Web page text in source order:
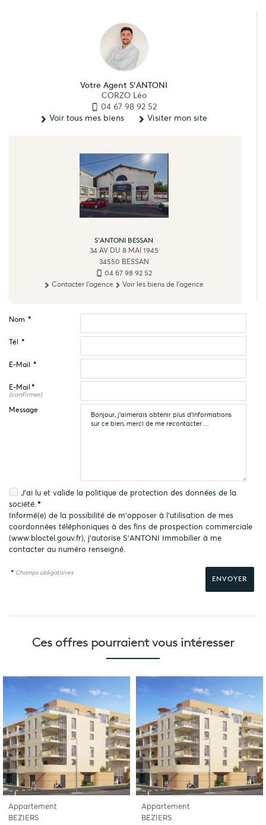
Votre Agent S'ANTONI
CORZO Léo
04 67 98 92 52
Voir tous mes biens
Visiter mon site
S'ANTONI BESSAN
34 AV DU 8 MAI 1945
34550 BESSAN
04 67 98 92 52
Contacter l'agence
Voir les biens de l'agence
Nom *
Tél *
E-Mail *
E-Mail *
(confirmer)
Message
J'ai lu et valide la politique de protection des données de la
société.*
Informé(e) de la possibilité de m'opposer à l'utilisation de mes
coordonnées téléphoniques à des fins de prospection commerciale
(www.bloctel.gouv.fr), j'autorise S'ANTONI Immobilier à me
contacter au numéro renseigné.
* Champs obligatoires
Ces offres pourraientvous intéresser
Appartement
BEZIERS
Appartement
BEZIERS